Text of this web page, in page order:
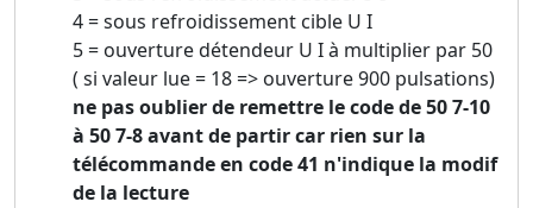
4 = sous refroidissement cible U I
5 = ouverture détendeur U I à multiplier par 50
( si valeur lue = 18 => ouverture 900 pulsations)
ne pas oublier de remettre le code de 50 7-10
à 50 7-8 avant de partir car rien sur la
télécommande en code 41 n'indique la modif
de la lecture